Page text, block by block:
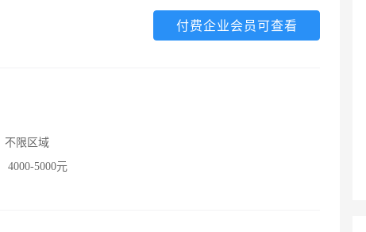
付费企业会员可查看
不限区域
4000-5000元